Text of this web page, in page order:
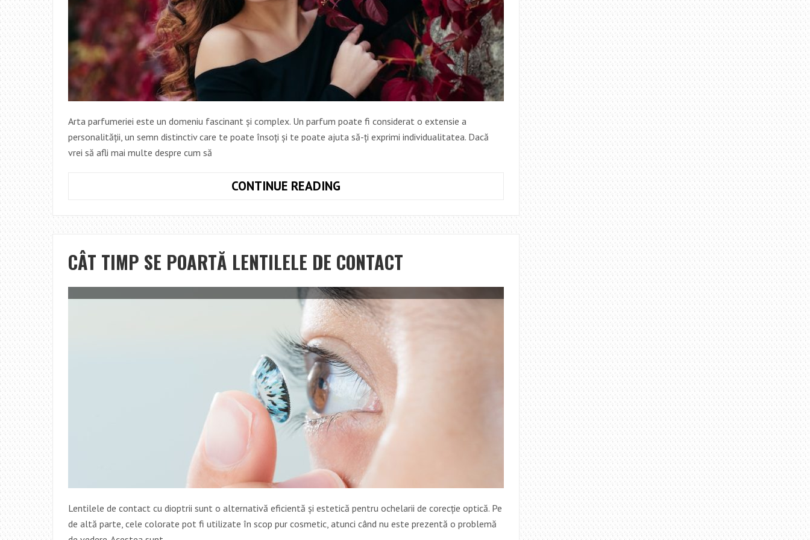
Arta parfumeriei este un domeniu fascinant și complex. Un parfum poate fi considerat o extensie a
personalității, un semn distinctiv care te poate însoți și te poate ajuta să-ți exprimi individualitatea. Dacă
vrei să afli mai multe despre cum să
CONTINUE READINGARTA
DESCOPERĂ
PARFUMUL
ÎȚI
PERSONALITATEA
CÂT TIMP SE POARTĂ LENTILELE DE CONTACT
Lentilele de contact cu dioptrii sunt o alternativă eficientă și estetică pentru ochelarii de corecție optică. Pe
de altă parte, cele colorate pot fi utilizate în scop pur cosmetic, atunci când nu este prezentă o problemă